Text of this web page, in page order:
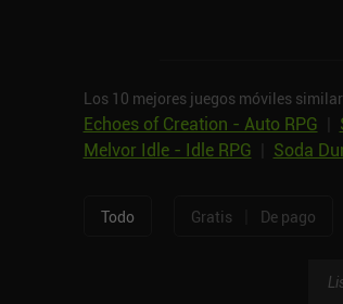
Los 10 mejores juegos móviles
Echoes of Creation - Auto RPG
Melvor Idle - Idle RPG
Soda
Todo Gratis De pago